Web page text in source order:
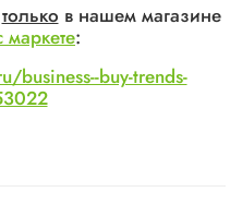
только в нашем магазине
:
business--buy-trends-